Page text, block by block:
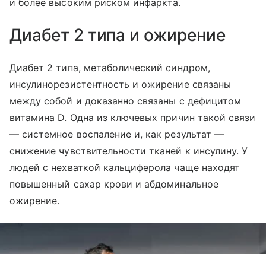
Диабет 2 типа и ожирение
Диабет 2 типа, метаболический синдром,
инсулинорезистентность и ожирение связаны
между собой и доказанно связаны с дефицитом
витамина D. Одна из ключевых причин такой связи
— системное воспаление и, как результат —
снижение чувствительности тканей к инсулину. У
людей с нехваткой кальциферола чаще находят
повышенный сахар крови и абдоминальное
ожирение.